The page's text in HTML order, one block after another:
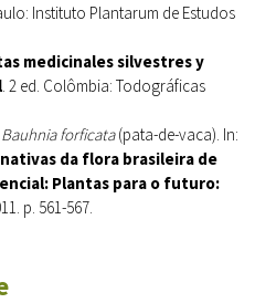
Instituto Plantarum de Estudos
medicinales silvestres y
. 2 ed. Colômbia: Todográficas
Bauhnia forficata(pata-de-vaca). In:
nativas da flora brasileira de
Plantas para o futuro:
p. 561-567.